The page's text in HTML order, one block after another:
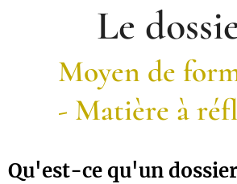
Le
Moyen de
- Matière à
Qu'est-ce qu'un